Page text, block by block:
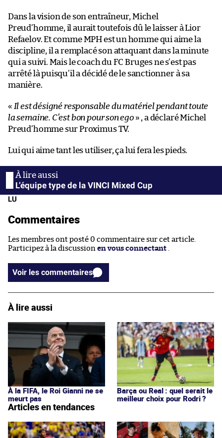
Dans la vision de son entraîneur, Michel
Preud’homme, il aurait toutefois dû le laisser à Lior
Refaelov. Et comme MPH est un homme qui aime la
discipline, il a remplacé son attaquant dans la minute
qui a suivi. Mais le coach du FC Bruges ne s’est pas
arrêté là puisqu’il a décidé de le sanctionner à sa
manière.
« Il est désigné responsable du matériel pendant toute
la semaine. C’est bon pour son ego» , a déclaré Michel
Preud’homme sur Proximus TV.
Lui qui aime tant les utiliser, ça lui fera les pieds.
L’équipe type de la VINCI Mixed Cup
LU
Commentaires
Les membres ont posté 0 commentaire sur cet article.
Participez à la discussion en vous connectant
Voir les commentaires
À lire aussi
À la FIFA, le Roi Gianni ne se
meurt pas
Barça ou Real : quel serait le
meilleur choix pour Rodri ?
Articles en tendances